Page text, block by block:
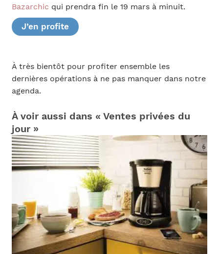
Bazarchic qui prendra fin le 19 mars à minuit.
J’en profite
À très bientôt pour profiter ensemble les
dernières opérations à ne pas manquer dans notre
agenda.
À voir aussi dans « Ventes privées du
jour »